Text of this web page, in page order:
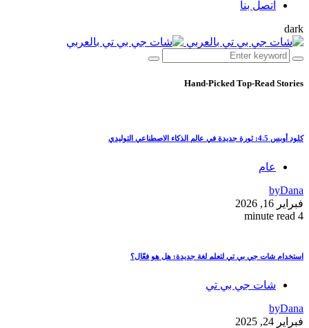
اتصل بنا
dark
Hand-Picked Top-Read Stories
كلود أوبس 4.5: ثورة جديدة في عالم الذكاء الاصطناعي التوليدي
عام
byDana
فبراير 16, 2026
4 minute read
استخدام شات جي بي تي لتعلم لغة جديدة: هل هو فعّال؟
شات جي بي تي
byDana
فبراير 24, 2025